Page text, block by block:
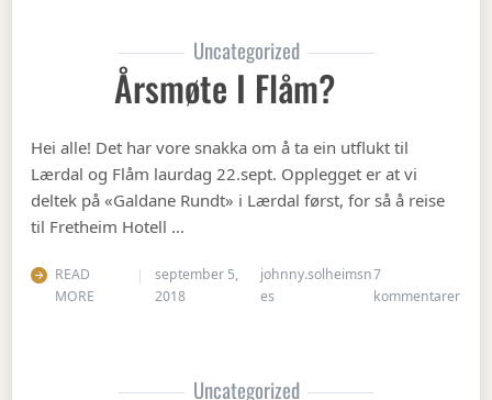
Uncategorized
Årsmøte I Flåm?
Hei alle! Det har vore snakka om å ta ein utflukt til
Lærdal og Flåm laurdag 22.sept. Opplegget er at vi
deltek på «Galdane Rundt» i Lærdal først, for så å reise
til Fretheim Hotell …
READ
MORE
september 5,
2018
johnny.solheimsn
es
7
kommentarertil
Uncategorized